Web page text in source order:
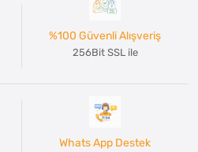
%100 Güvenli Alışveriş
256Bit SSL ile
Whats App Destek